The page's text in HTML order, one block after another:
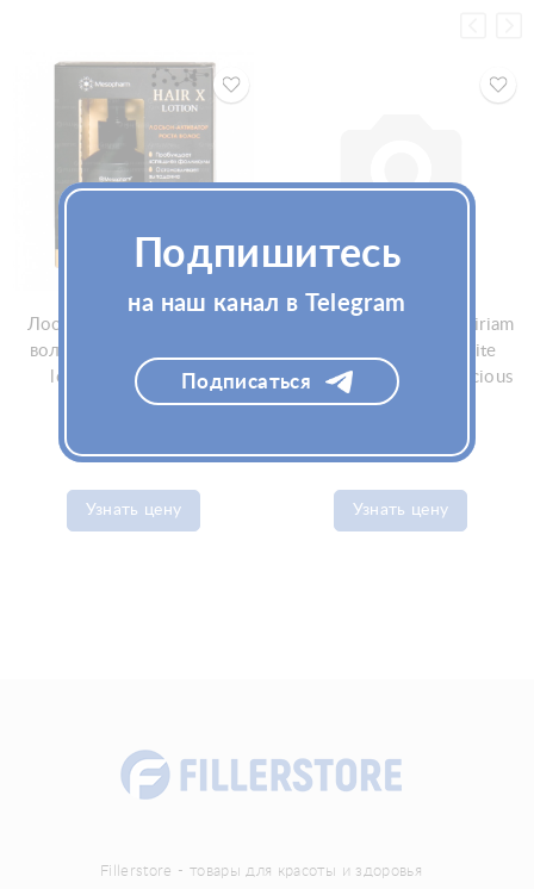
Лосьон-активатор роста
волос Mesopharm Hair X
lotion 60 мл x 2 шт
(Мезофарм)
Узнать цену
Эликсир для волос Miriam
Quevedo Glacial White
Caviar Hydra-Pure Precious
Elixir 50мл
Узнать цену
Fillerstore - товары для красоты и здоровья
Подпишитесь
на наш канал в Telegram
Подписаться